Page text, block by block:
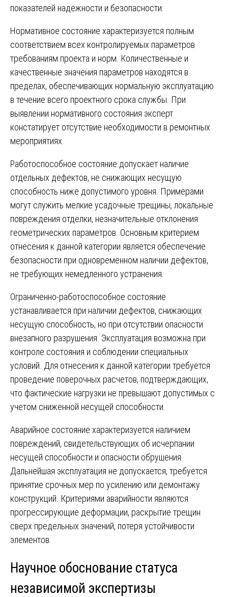
показателей надежности и безопасности.
Нормативное состояние характеризуется полным
соответствием всех контролируемых параметров
требованиям проекта и норм. Количественные и
качественные значения параметров находятся в
пределах, обеспечивающих нормальную эксплуатацию
в течение всего проектного срока службы. При
выявлении нормативного состояния эксперт
констатирует отсутствие необходимости в ремонтных
мероприятиях.
Работоспособное состояние допускает наличие
отдельных дефектов, не снижающих несущую
способность ниже допустимого уровня. Примерами
могут служить мелкие усадочные трещины, локальные
повреждения отделки, незначительные отклонения
геометрических параметров. Основным критерием
отнесения к данной категории является обеспечение
безопасности при одновременном наличии дефектов,
не требующих немедленного устранения.
Ограниченно-работоспособное состояние
устанавливается при наличии дефектов, снижающих
несущую способность, но при отсутствии опасности
внезапного разрушения. Эксплуатация возможна при
контроле состояния и соблюдении специальных
условий. Для отнесения к данной категории требуется
проведение поверочных расчетов, подтверждающих,
что фактические нагрузки не превышают допустимых с
учетом сниженной несущей способности.
Аварийное состояние характеризуется наличием
повреждений, свидетельствующих об исчерпании
несущей способности и опасности обрушения.
Дальнейшая эксплуатация не допускается, требуется
принятие срочных мер по усилению или демонтажу
конструкций. Критериями аварийности являются
прогрессирующие деформации, раскрытие трещин
сверх предельных значений, потеря устойчивости
элементов.
Научное обоснование статуса
независимой экспертизы